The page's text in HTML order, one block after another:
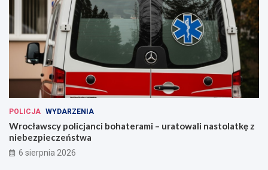
POLICJA WYDARZENIA
Wrocławscy policjanci bohaterami – uratowali nastolatkę z
niebezpieczeństwa
6 sierpnia 2026